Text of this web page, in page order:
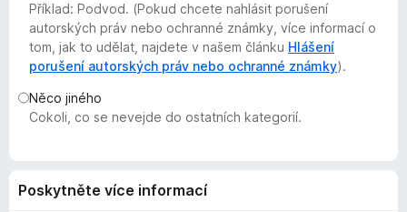
r
e
f
x
Příklad: Podvod. (Pokud chcete nahlásit porušení
autorských práv nebo ochranné známky, více informací o
tom, jak to udělat, najdete v našem článku Hlášení
porušení autorských práv nebo ochranné známky).
Něco jiného
Cokoli, co se nevejde do ostatních kategorií.
Poskytněte více informací